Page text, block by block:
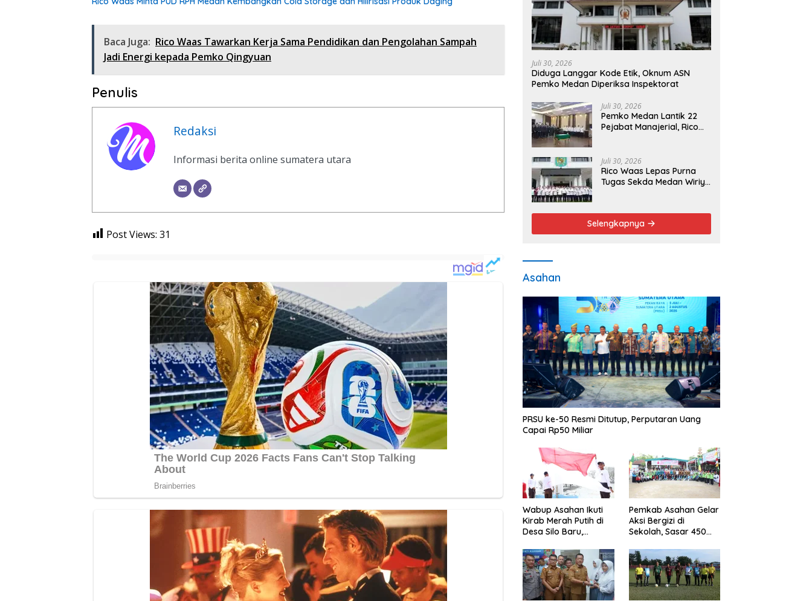
Baca Juga: Rico Waas Tawarkan Kerja Sama Pendidikan dan Pengolahan Sampah
Jadi Energi kepada Pemko Qingyuan
Penulis
Redaksi
Informasi berita online sumatera utara
Post Views: 31
Juli 30, 2026
Diduga Langgar Kode Etik, Oknum ASN
Pemko Medan Diperiksa Inspektorat
Juli 30, 2026
Pemko Medan Lantik 22
Pejabat Manajerial, Rico
Transparan
Juli 30, 2026
Rico Waas Lepas Purna
Tugas Sekda Medan Wiriya
Berakhir
Selengkapnya
Asahan
PRSU ke-50 Resmi Ditutup, Perputaran Uang
Capai Rp50 Miliar
Wabup Asahan Ikuti
Kirab Merah Putih di
Desa Silo Baru,
Menggema
Pemkab Asahan Gelar
Aksi Bergizi di
Sekolah, Sasar 450
Stunting